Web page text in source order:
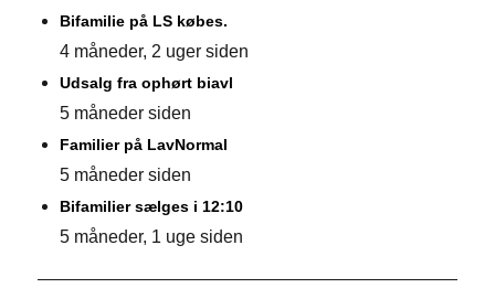
Bifamilie på LS købes.
4 måneder, 2 uger siden
Udsalg fra ophørt biavl
5 måneder siden
Familier på LavNormal
5 måneder siden
Bifamilier sælges i 12:10
5 måneder, 1 uge siden